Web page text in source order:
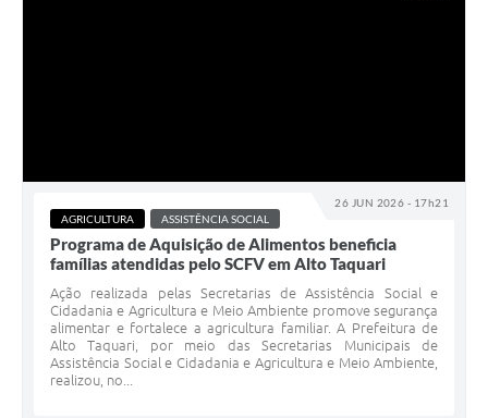
26 JUN 2026 - 17h21
AGRICULTURA ASSISTÊNCIA SOCIAL
Programa de Aquisição de Alimentos beneficia
famílias atendidas pelo SCFV em Alto Taquari
Ação realizada pelas Secretarias de Assistência Social e
Cidadania e Agricultura e Meio Ambiente promove segurança
alimentar e fortalece a agricultura familiar. A Prefeitura de
Alto Taquari, por meio das Secretarias Municipais de
Assistência Social e Cidadania e Agricultura e Meio Ambiente,
realizou, no...